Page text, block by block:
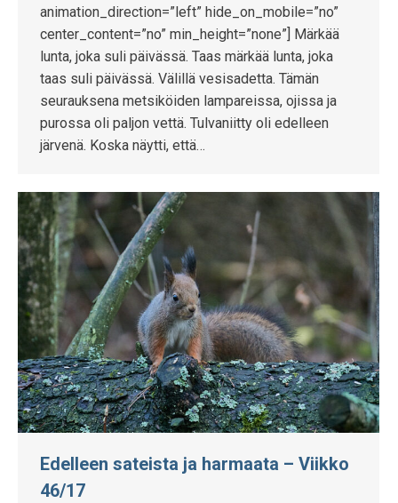
animation_direction=”left” hide_on_mobile=”no”
center_content=”no” min_height=”none”] Märkää
lunta, joka suli päivässä. Taas märkää lunta, joka
taas suli päivässä. Välillä vesisadetta. Tämän
seurauksena metsiköiden lampareissa, ojissa ja
purossa oli paljon vettä. Tulvaniitty oli edelleen
järvenä. Koska näytti, että…
Edelleen sateista ja harmaata – Viikko
46/17